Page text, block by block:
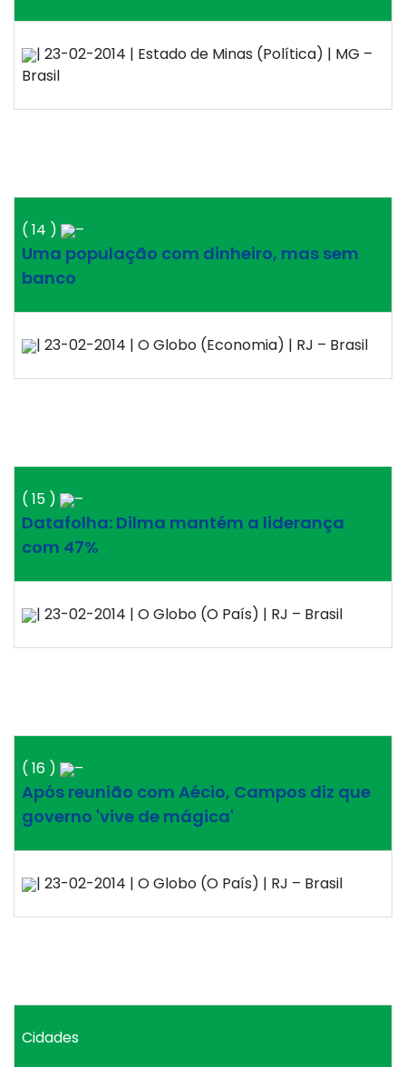
| 23-02-2014 | Estado de Minas (Política) | MG –
Brasil
( 14 ) –
Uma população com dinheiro, mas sem
banco
| 23-02-2014 | O Globo (Economia) | RJ – Brasil
( 15 ) –
Datafolha: Dilma mantém a liderança
com 47%
| 23-02-2014 | O Globo (O País) | RJ – Brasil
( 16 ) –
Após reunião com Aécio, Campos diz que
governo 'vive de mágica'
| 23-02-2014 | O Globo (O País) | RJ – Brasil
Cidades